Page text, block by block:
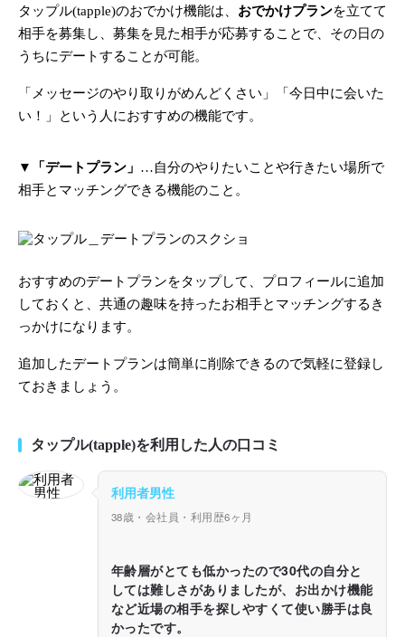
タップル(tapple)のおでかけ機能は、 おでかけプランを立てて
相手を募集し、募集を見た相手が応募することで、その日の
うちにデートすることが可能。
「メッセージのやり取りがめんどくさい」「今日中に会いた
い！」という人におすすめの機能です。
▼ 「デートプラン」 …自分のやりたいことや行きたい場所で
相手とマッチングできる機能のこと。
おすすめのデートプランをタップして、プロフィールに追加
しておくと、共通の趣味を持ったお相手とマッチングするき
っかけになります。
追加したデートプランは簡単に削除できるので気軽に登録し
ておきましょう。
タップル(tapple)を利用した人の口コミ
利用者男性
38歳・会社員・利用歴6ヶ月
年齢層がとても低かったので30代の自分と
しては難しさがありましたが、お出かけ機能
など近場の相手を探しやすくて使い勝手は良
かったです。